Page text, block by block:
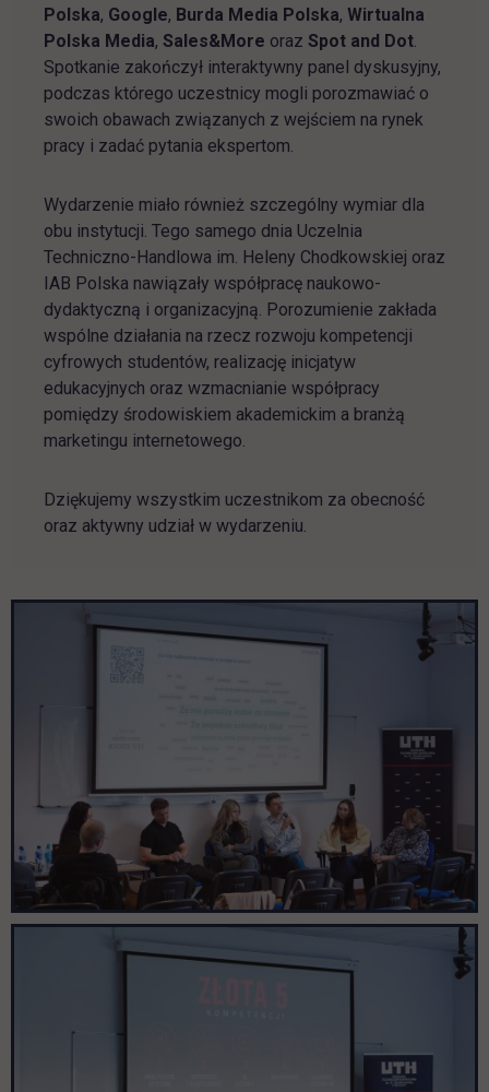
Polska, Google, Burda Media Polska, Wirtualna
Polska Media, Sales&More oraz Spot and Dot.
Spotkanie zakończył interaktywny panel dyskusyjny,
podczas którego uczestnicy mogli porozmawiać o
swoich obawach związanych z wejściem na rynek
pracy i zadać pytania ekspertom.
Wydarzenie miało również szczególny wymiar dla
obu instytucji. Tego samego dnia Uczelnia
Techniczno-Handlowa im. Heleny Chodkowskiej oraz
IAB Polska nawiązały współpracę naukowo-
dydaktyczną i organizacyjną. Porozumienie zakłada
wspólne działania na rzecz rozwoju kompetencji
cyfrowych studentów, realizację inicjatyw
edukacyjnych oraz wzmacnianie współpracy
pomiędzy środowiskiem akademickim a branżą
marketingu internetowego.
Dziękujemy wszystkim uczestnikom za obecność
oraz aktywny udział w wydarzeniu.